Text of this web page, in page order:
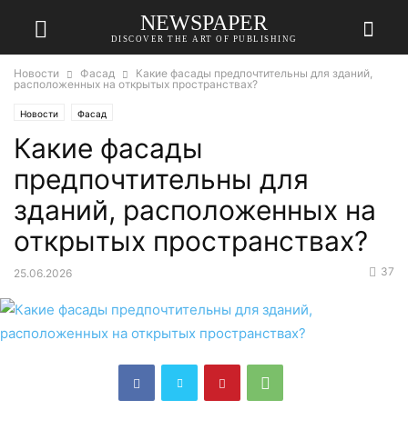
NEWSPAPER
DISCOVER THE ART OF PUBLISHING
Новости Фасад
Какие фасады предпочтительны для зданий,
расположенных на открытых пространствах?
Новости Фасад
Какие фасады
предпочтительны для
зданий, расположенных на
открытых пространствах?
25.06.2026 37